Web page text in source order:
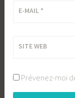
E-MAIL *
SITE WEB
Prévenez-moi